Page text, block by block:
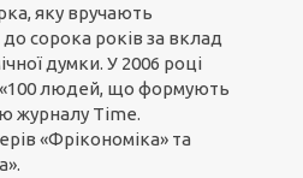
яку вручають
сорока років за вклад
думки. У 2006 році
«100 людей, що формують
журналу Time.
«Фрікономіка» та